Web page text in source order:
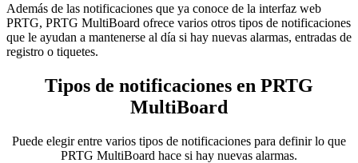
Además de las notificaciones que ya conoce de la interfaz web
PRTG, PRTG MultiBoard ofrece varios otros tipos de notificaciones
que le ayudan a mantenerse al día si hay nuevas alarmas, entradas de
registro o tiquetes.
Tipos de notificaciones en PRTG
MultiBoard
Puede elegir entre varios tipos de notificaciones para definir lo que
PRTG MultiBoard hace si hay nuevas alarmas.